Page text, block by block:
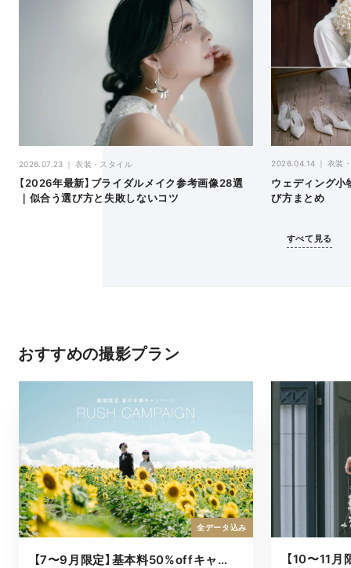
2026.07.23 衣装・スタイル
【2026年最新】ブライダルメイク参考画像28選
｜似合う選び方と失敗しないコツ
2026.04.14 衣装
ウェディング小
び方まとめ
すべて見る
おすすめの撮影プラン
【7〜9月限定】基本料50%offキャンペーン
全データ込み